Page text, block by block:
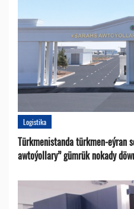
Logistika
Türkmenistanda türkmen-eýran
awtoýollary” gümrük nokady